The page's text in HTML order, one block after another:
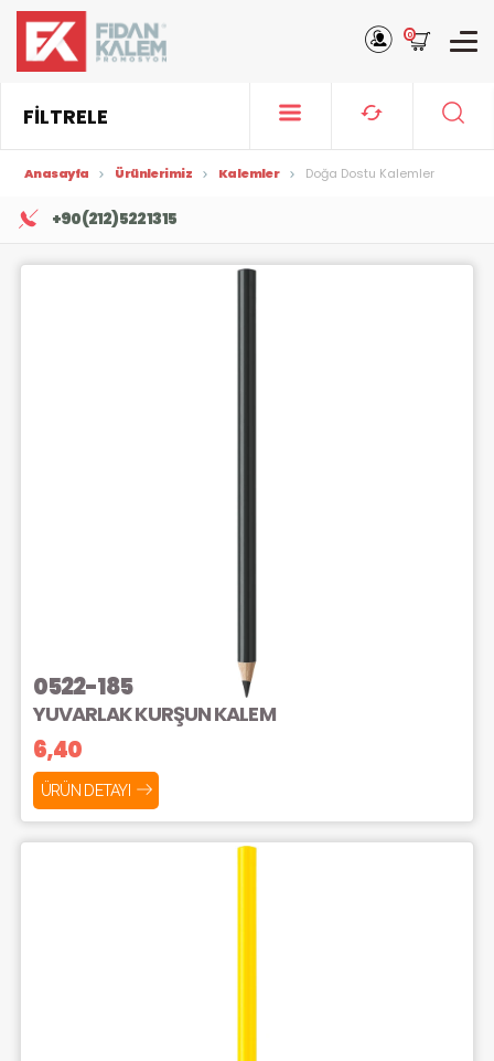
0
FİLTRELE
Anasayfa Ürünlerimiz Kalemler Doğa Dostu Kalemler
+90 (212) 522 13 15
0522-185
YUVARLAK KURŞUN KALEM
6,40
ÜRÜN DETAYI